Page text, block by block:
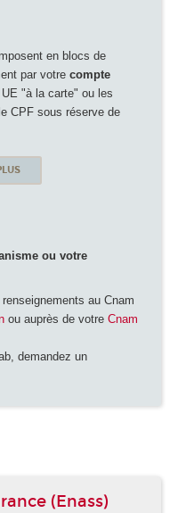
en blocs de
par votre compte
"à la carte" ou les
CPF sous réserve de
ou votre
renseignements au Cnam
ou auprès de votre Cnam
demandez un
(Enass)